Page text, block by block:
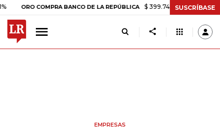
COMPRA BANCO DE LA REPÚBLICA $ 399.745,16 +$ 2.295,71
SUSCRÍBASE
EMPRESAS